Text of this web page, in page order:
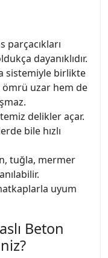
parçacıkları
dayanıklıdır.
sistemiyle birlikte
ömrü uzar hem de
delikler açar.
bile hızlı
tuğla, mermer
uyum
Beton